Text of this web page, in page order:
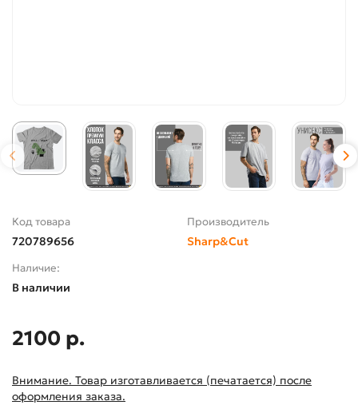
Код товара
720789656
Производитель
Sharp&Cut
Наличие:
В наличии
2100 р.
Внимание. Товар изготавливается (печатается) после
оформления заказа.